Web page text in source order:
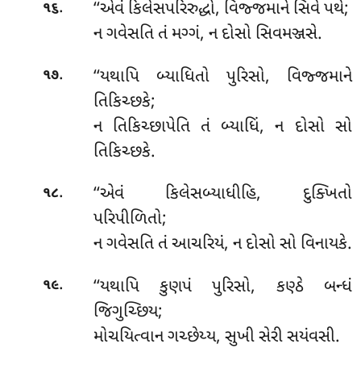
૧૬. ‘‘એવં કિલેસપરિરુદ્ધો, વિજ્જમાને સિવે પથે;
ન ગવેસતિ તં મગ્ગં, ન દોસો સિવમઞ્જસે.
૧૭. ‘‘યથાપિ બ્યાધિતો પુરિસો, વિજ્જમાને
તિકિચ્છકે;
ન તિકિચ્છાપેતિ તં બ્યાધિં, ન દોસો સો
તિકિચ્છકે.
૧૮. ‘‘એવં કિલેસબ્યાધીહિ, દુક્ખિતો
પરિપીળિતો;
ન ગવેસતિ તં આચરિયં, ન દોસો સો વિનાયકે.
૧૯.
‘‘યથાપિ કુણપં પુરિસો, કણ્ઠે બન્ધં
જિગુચ્છિય;
મોચયિત્વાન ગચ્છેય્ય, સુખી સેરી સયંવસી.